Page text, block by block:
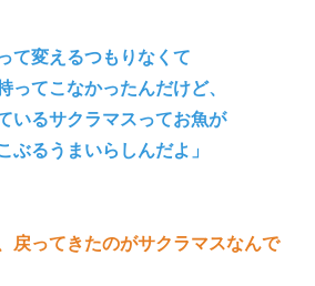
て変えるつもりなくて
てこなかったんだけど、
いるサクラマスってお魚が
るうまいらしんだよ」
戻ってきたのがサクラマスなんで